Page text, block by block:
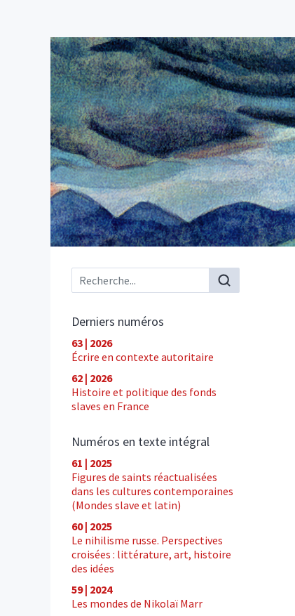
Menu principal
Derniers numéros
63 | 2026
Écrire en contexte autoritaire
62 | 2026
Histoire et politique des fonds
slaves en France
Numéros en texte intégral
61 | 2025
Figures de saints réactualisées
dans les cultures contemporaines
(Mondes slave et latin)
60 | 2025
Le nihilisme russe. Perspectives
croisées : littérature, art, histoire
des idées
59 | 2024
Les mondes de Nikolaï Marr